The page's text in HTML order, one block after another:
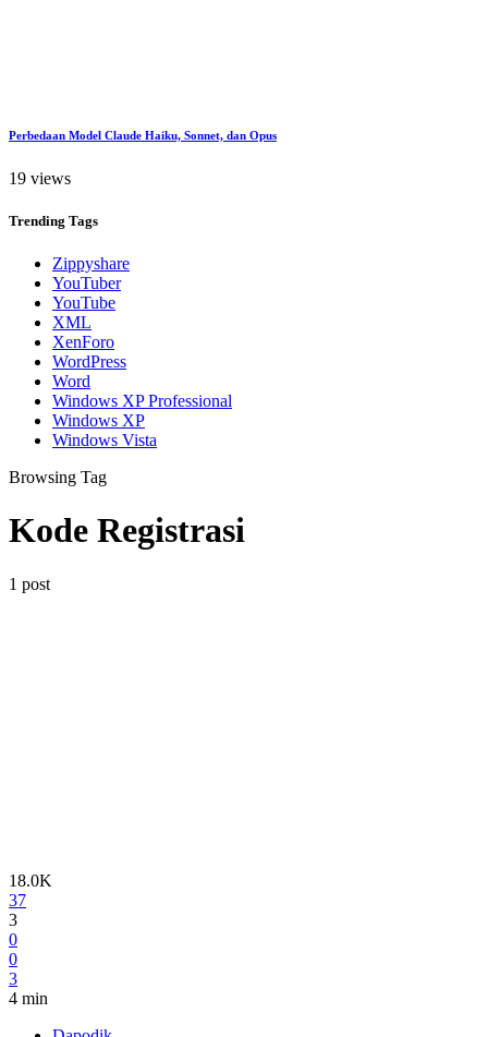
Perbedaan Model Claude Haiku, Sonnet, dan Opus
19 views
Trending Tags
Zippyshare
YouTuber
YouTube
XML
XenForo
WordPress
Word
Windows XP Professional
Windows XP
Windows Vista
Browsing Tag
Kode Registrasi
1 post
18.0K
37
3
0
0
3
4 min